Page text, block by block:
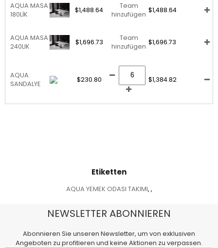
AQUA MASA
180LİK
$1,488.64
Team
hinzufügen
$1,488.64
AQUA MASA
240LIK
$1,696.73
Team
hinzufügen
$1,696.73
AQUA
SANDALYE
$230.80 $1,384.82
Etiketten
AQUA YEMEK ODASI TAKIMI, ,
NEWSLETTER ABONNIEREN
Abonnieren Sie unseren Newsletter, um von exklusiven
Angeboten zu profitieren und keine Aktionen zu verpassen.